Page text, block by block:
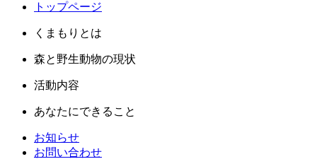
トップページ
くまもりとは
森と野生動物の現状
活動内容
あなたにできること
お知らせ
お問い合わせ